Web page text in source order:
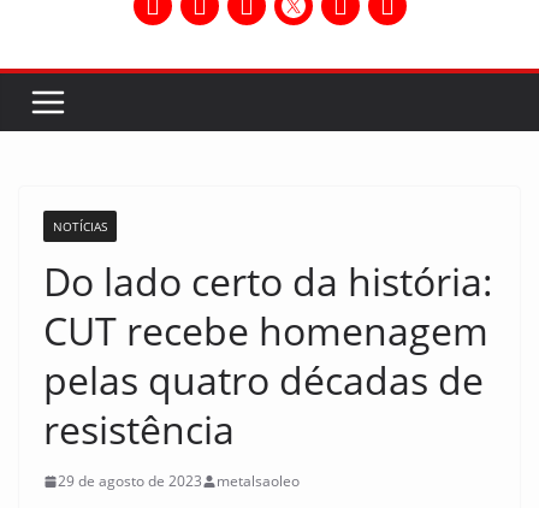
NOTÍCIAS
Do lado certo da história:
CUT recebe homenagem
pelas quatro décadas de
resistência
29 de agosto de 2023 metalsaoleo